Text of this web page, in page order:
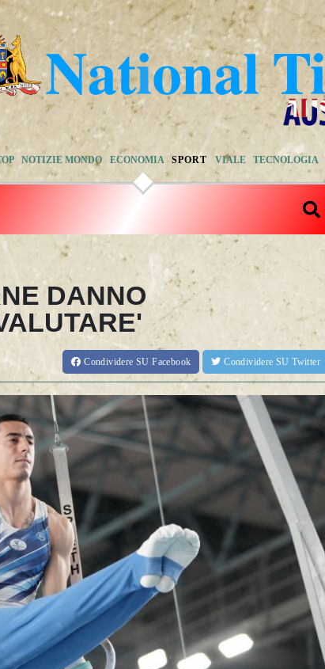
NOTIZIE MONDO ECONOMIA SPORT VIALE TECNOLOGIA
DANNO
Condividere SU Facebook Condividere SU Twitter